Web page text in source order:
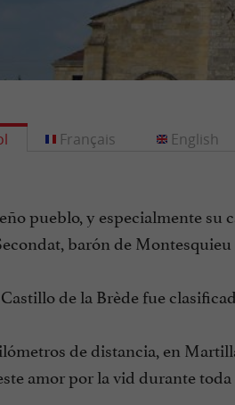
pueblo, y especialmente
barón de
Castillo de la Brède fue
de distancia, en
amor por la vid durante
Français English